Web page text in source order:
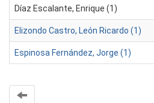
Díaz Escalante, Enrique (1)
Elizondo Castro, León Ricardo (1)
Espinosa Fernández, Jorge (1)